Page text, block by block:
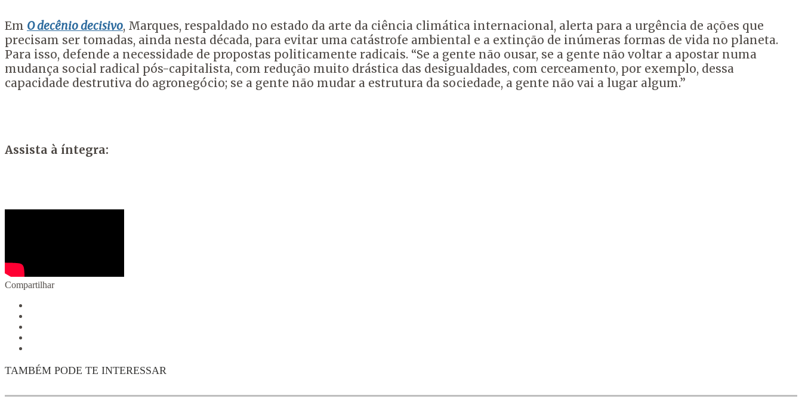
Em O decênio decisivo, Marques, respaldado no estado da arte da ciência climática internacional, alerta para a urgência de ações que
precisam ser tomadas, ainda nesta década, para evitar uma catástrofe ambiental e a extinção de inúmeras formas de vida no planeta.
Para isso, defende a necessidade de propostas politicamente radicais. “Se a gente não ousar, se a gente não voltar a apostar numa
mudança social radical pós-capitalista, com redução muito drástica das desigualdades, com cerceamento, por exemplo, dessa
capacidade destrutiva do agronegócio; se a gente não mudar a estrutura da sociedade, a gente não vai a lugar algum.”
Assista à íntegra:
Compartilhar
TAMBÉM PODE TE INTERESSAR